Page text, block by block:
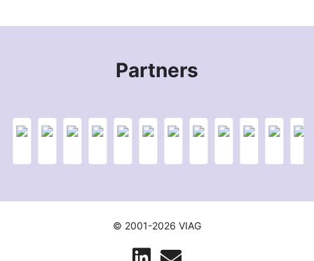
Partners
© 2001-2026 VIAG